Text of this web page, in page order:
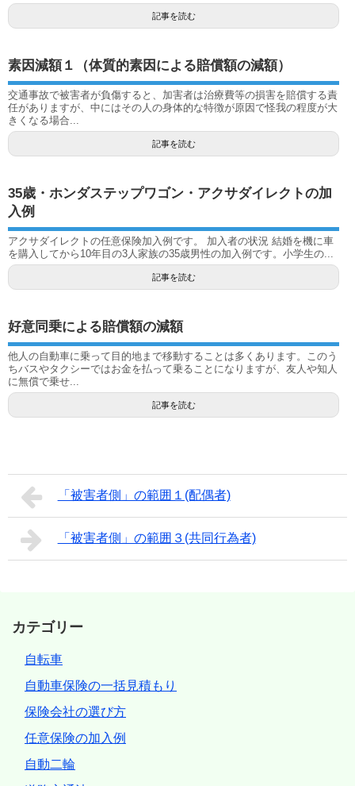
記事を読む
素因減額１（体質的素因による賠償額の減額）
交通事故で被害者が負傷すると、加害者は治療費等の損害を賠償する責
任がありますが、中にはその人の身体的な特徴が原因で怪我の程度が大
きくなる場合...
記事を読む
35歳・ホンダステップワゴン・アクサダイレクトの加
入例
アクサダイレクトの任意保険加入例です。 加入者の状況 結婚を機に車
を購入してから10年目の3人家族の35歳男性の加入例です。小学生の...
記事を読む
好意同乗による賠償額の減額
他人の自動車に乗って目的地まで移動することは多くあります。このう
ちバスやタクシーではお金を払って乗ることになりますが、友人や知人
に無償で乗せ...
記事を読む
「被害者側」の範囲１(配偶者)
「被害者側」の範囲３(共同行為者)
カテゴリー
自転車
自動車保険の一括見積もり
保険会社の選び方
任意保険の加入例
自動二輪